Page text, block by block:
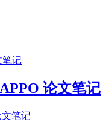
论文笔记